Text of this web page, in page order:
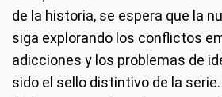
de la historia, se espera que la
siga explorando los conflictos
adicciones y los problemas de
sido el sello distintivo de la serie.